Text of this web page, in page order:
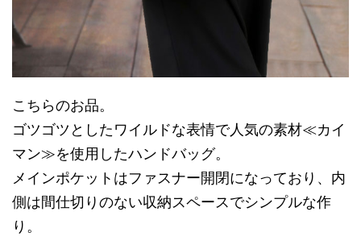
こちらのお品。
ゴツゴツとしたワイルドな表情で人気の素材≪カイ
マン≫を使用したハンドバッグ。
メインポケットはファスナー開閉になっており、内
側は間仕切りのない収納スペースでシンプルな作
り。